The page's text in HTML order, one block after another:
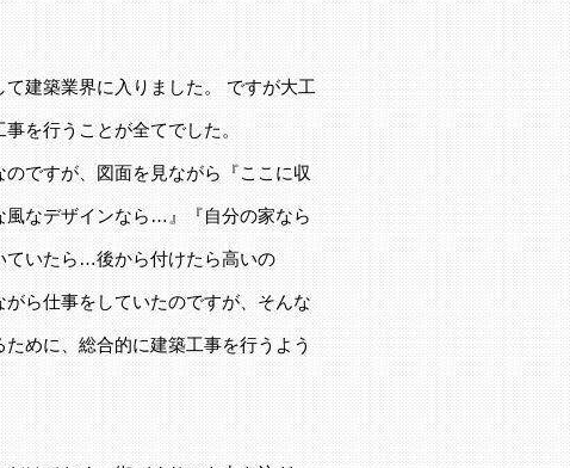
建築業界に入りました。 ですが大工
を行うことが全てでした。
ですが、図面を見ながら『ここに収
なデザインなら…』『自分の家なら
ていたら…後から付けたら高いの
ら仕事をしていたのですが、そんな
めに、総合的に建築工事を行うよう